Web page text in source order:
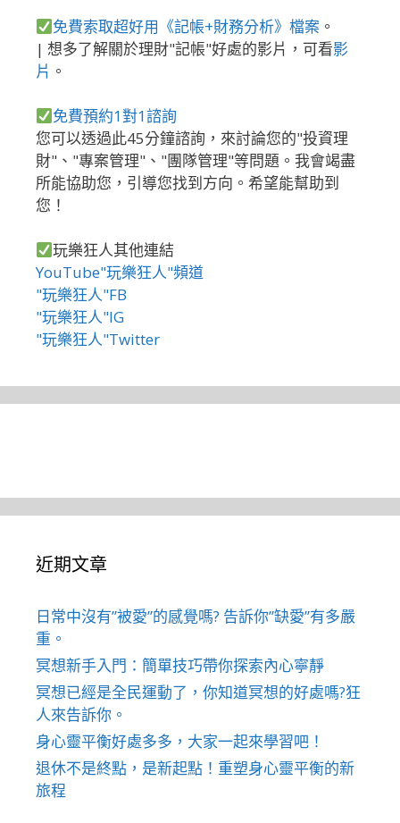
免費索取超好用《記帳+財務分析》檔案 。
| 想多了解關於理財"記帳"好處的影片，可看影
片 。
免費預約1對1諮詢
您可以透過此45分鐘諮詢，來討論您的"投資理
財"、"專案管理"、"團隊管理"等問題。我會竭盡
所能協助您，引導您找到方向。希望能幫助到
您！
玩樂狂人其他連結
YouTube"玩樂狂人"頻道
"玩樂狂人"FB
"玩樂狂人"IG
"玩樂狂人"Twitter
近期文章
日常中沒有”被愛”的感覺嗎? 告訴你”缺愛”有多嚴
重。
冥想新手入門：簡單技巧帶你探索內心寧靜
冥想已經是全民運動了，你知道冥想的好處嗎?狂
人來告訴你。
身心靈平衡好處多多，大家一起來學習吧！
退休不是終點，是新起點！重塑身心靈平衡的新
旅程